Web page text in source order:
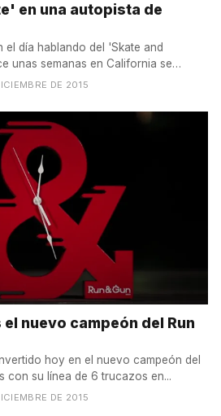
en una autopista de
el día hablando del 'Skate and
unas semanas en California se
DE 2015
nuevo campeón del Run
hoy en el nuevo campeón del
con su línea de 6 trucazos en...
DE 2015